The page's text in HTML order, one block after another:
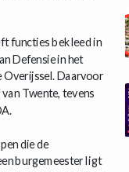
functies bekleed in
Defensie in het
Overijssel. Daarvoor
Twente, tevens
die de
burgemeester ligt